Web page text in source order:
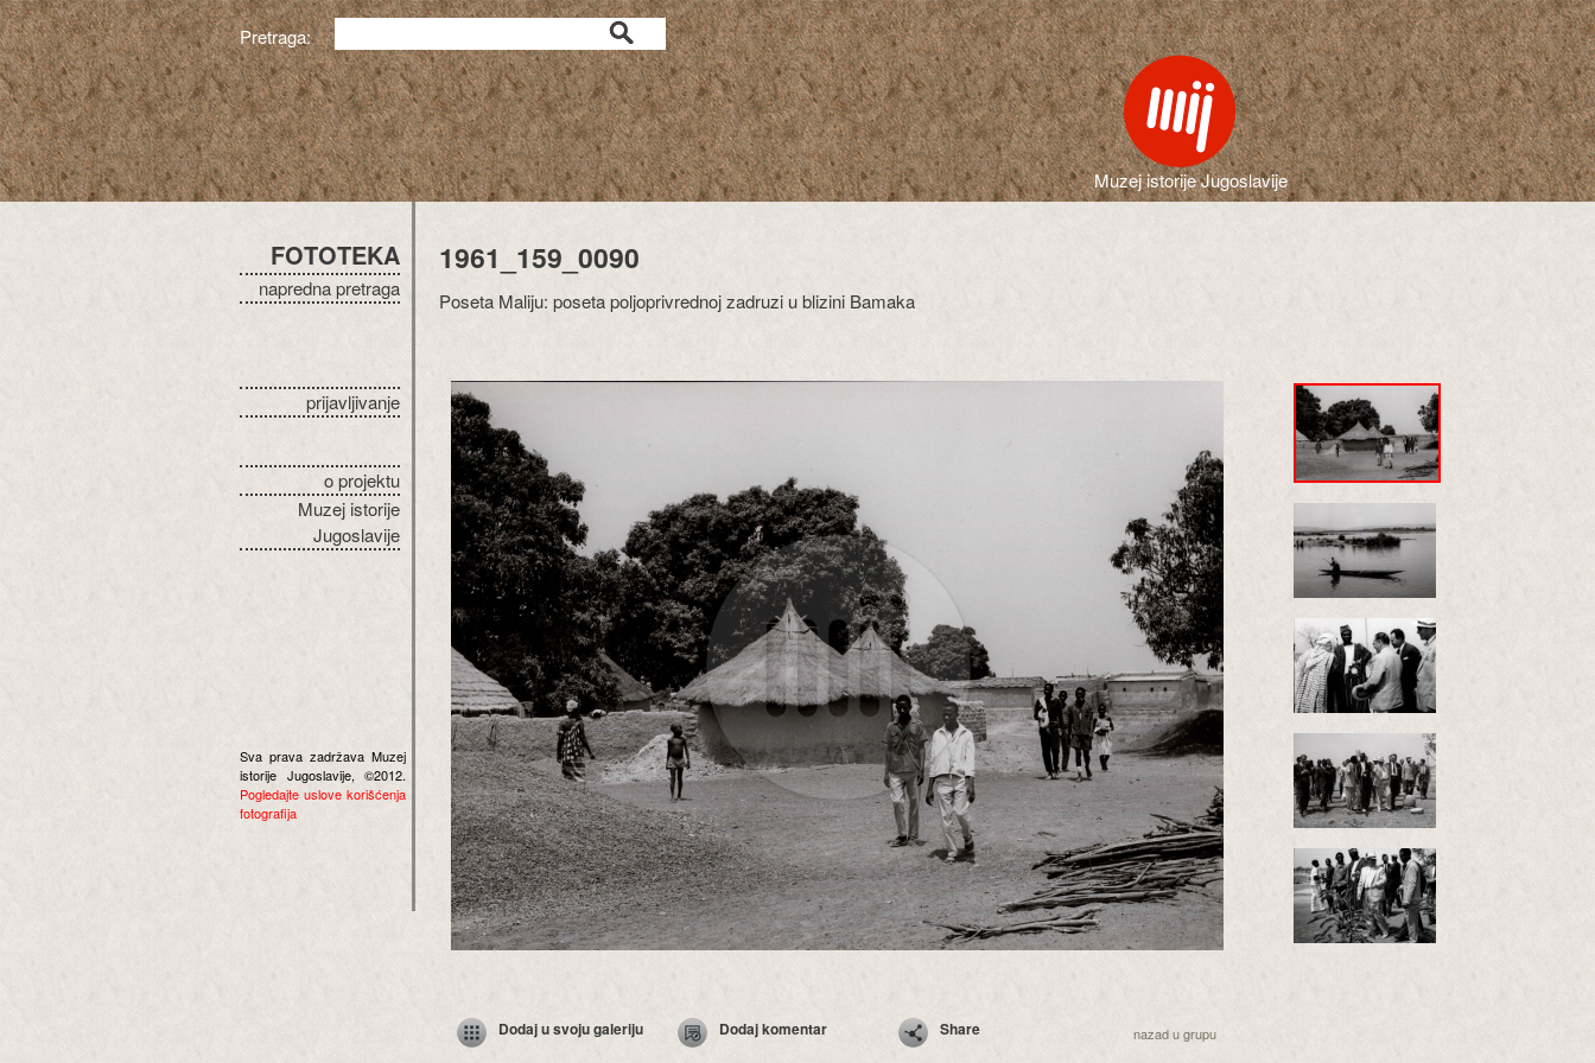
Pretraga:
Muzej istorije Jugoslavije
FOTOTEKA
napredna pretraga
prijavljivanje
o projektu
Muzej istorije
Jugoslavije
Sva prava zadržava Muzej
istorije Jugoslavije, ©2012.
Pogledajte uslove korišćenja
fotografija
1961_159_0090
Poseta Maliju: poseta poljoprivrednoj zadruzi u blizini Bamaka
Dodaj u svoju galeriju Dodaj komentar Share nazad u grupu